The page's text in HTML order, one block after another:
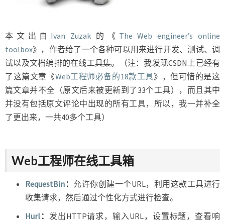
本文出自 Ivan Zuzak 的《 The Web engineer’s online
toolbox》，作者给了一个各种可以用来进行开发、测试、调
试以及文档编排的在线工具集。（注：我发现CSDN上已经有
了这篇文章《Web工程师必备的18款工具》，但可惜的是这
篇文章并不全（原文后来被更新到了33个工具），而且其中
并没有包括原文评论中出现的所有工具，所以，我一并补全
了更出来，一共40多个工具）
Web工程师在线工具箱
RequestBin ： 允许你创建一个URL，利用这款工具进行
收集请求，然后通过个性化方式进行检查。
Hurl ： 发出HTTP请求，输入URL，设置标题，查看响